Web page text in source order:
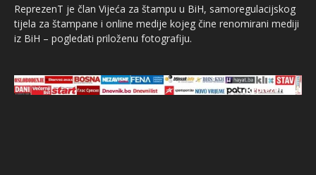
ReprezenT je član Vijeća za štampu u BiH, samoregulacijskog
tijela za štampane i online medije kojeg čine renomirani mediji
iz BiH – pogledati priloženu fotografiju.